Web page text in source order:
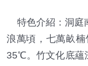
特色介紹：洞庭
浪萬頃，七萬畝
35℃。竹文化底蘊